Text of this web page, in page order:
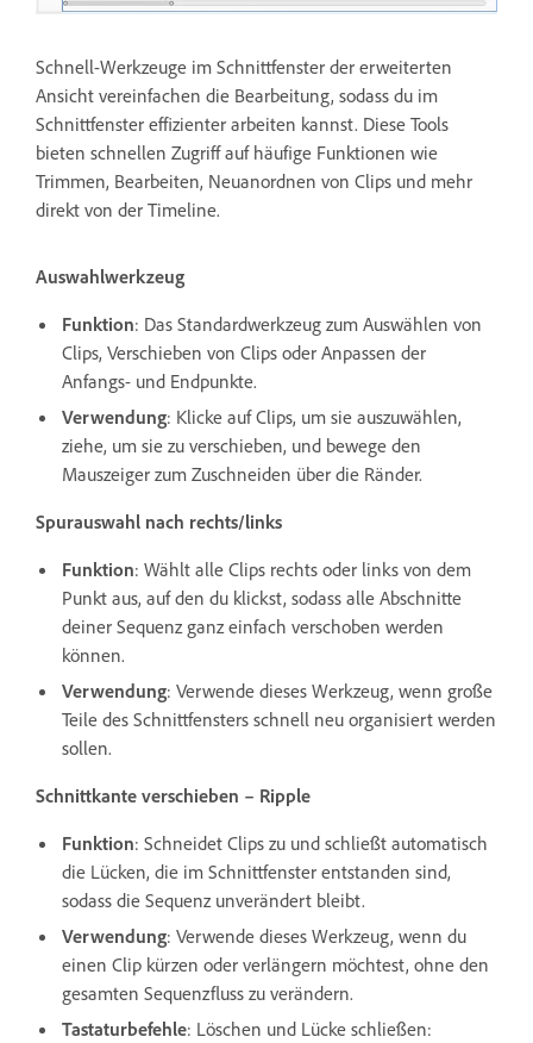
Schnell-Werkzeuge im Schnittfenster der erweiterten
Ansicht vereinfachen die Bearbeitung, sodass du im
Schnittfenster effizienter arbeiten kannst. Diese Tools
bieten schnellen Zugriff auf häufige Funktionen wie
Trimmen, Bearbeiten, Neuanordnen von Clips und mehr
direkt von der Timeline.
Auswahlwerkzeug
Funktion: Das Standardwerkzeug zum Auswählen von
Clips, Verschieben von Clips oder Anpassen der
Anfangs- und Endpunkte.
Verwendung: Klicke auf Clips, um sie auszuwählen,
ziehe, um sie zu verschieben, und bewege den
Mauszeiger zum Zuschneiden über die Ränder.
Spurauswahl nach rechts/links
Funktion: Wählt alle Clips rechts oder links von dem
Punkt aus, auf den du klickst, sodass alle Abschnitte
deiner Sequenz ganz einfach verschoben werden
können.
Verwendung: Verwende dieses Werkzeug, wenn große
Teile des Schnittfensters schnell neu organisiert werden
sollen.
Schnittkante verschieben – Ripple
Funktion: Schneidet Clips zu und schließt automatisch
die Lücken, die im Schnittfenster entstanden sind,
sodass die Sequenz unverändert bleibt.
Verwendung: Verwende dieses Werkzeug, wenn du
einen Clip kürzen oder verlängern möchtest, ohne den
gesamten Sequenzfluss zu verändern.
Tastaturbefehle: Löschen und Lücke schließen: